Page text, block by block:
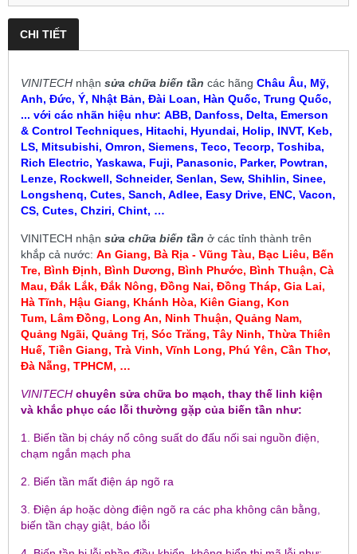
CHI TIẾT
VINITECH nhận sửa chữa biến tần các hãng Châu Âu, Mỹ,
Anh, Đức, Ý, Nhật Bản, Đài Loan, Hàn Quốc, Trung Quốc,
... với các nhãn hiệu như: ABB, Danfoss, Delta, Emerson
& Control Techniques, Hitachi, Hyundai, Holip, INVT, Keb,
LS, Mitsubishi, Omron, Siemens, Teco, Tecorp, Toshiba,
Rich Electric, Yaskawa, Fuji, Panasonic, Parker, Powtran,
Lenze, Rockwell, Schneider, Senlan, Sew, Shihlin, Sinee,
Longshenq, Cutes, Sanch, Adlee, Easy Drive, ENC, Vacon,
CS, Cutes, Chziri, Chint, …
VINITECH nhận sửa chữa biến tần ở các tỉnh thành trên
khắp cả nước: An Giang, Bà Rịa - Vũng Tàu, Bạc Liêu, Bến
Tre, Bình Định, Bình Dương, Bình Phước, Bình Thuận, Cà
Mau, Đắk Lắk, Đắk Nông, Đồng Nai, Đồng Tháp, Gia Lai,
Hà Tĩnh, Hậu Giang, Khánh Hòa, Kiên Giang, Kon
Tum, Lâm Đồng, Long An, Ninh Thuận, Quảng Nam,
Quảng Ngãi, Quảng Trị, Sóc Trăng, Tây Ninh, Thừa Thiên
Huế, Tiền Giang, Trà Vinh, Vĩnh Long, Phú Yên, Cần Thơ,
Đà Nẵng, TPHCM, …
VINITECH chuyên sửa chữa bo mạch, thay thế linh kiện
và khắc phục các lỗi thường gặp của biến tần như:
1. Biến tần bị cháy nổ công suất do đấu nối sai nguồn điện,
chạm ngắn mạch pha
2. Biến tần mất điện áp ngõ ra
3. Điện áp hoặc dòng điện ngõ ra các pha không cân bằng,
biến tần chạy giật, báo lỗi